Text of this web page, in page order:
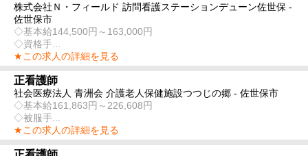
株式会社Ｎ・フィールド 訪問看護ステーションデューン佐世保 -
佐世保市
◇基本給144,500円～163,000円
◇資格手...
★この求人の詳細を見る
正看護師
社会医療法人 青洲会 介護老人保健施設つつじの郷 - 佐世保市
◇基本給161,863円～226,608円
◇被服手...
★この求人の詳細を見る